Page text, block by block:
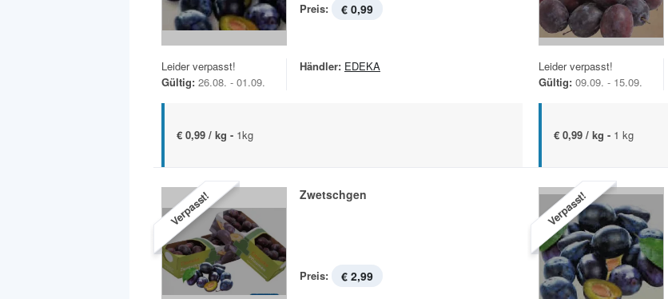
Preis: € 0,99
Leider verpasst!
Gültig: 26.08. - 01.09.
Händler: EDEKA
€ 0,99 / kg - 1kg
Leider verpasst!
Gültig: 09.09. - 15.09.
€ 0,99 / kg - 1 kg
Verpasst! Zwetschgen
Preis: € 2,99
Verpasst!